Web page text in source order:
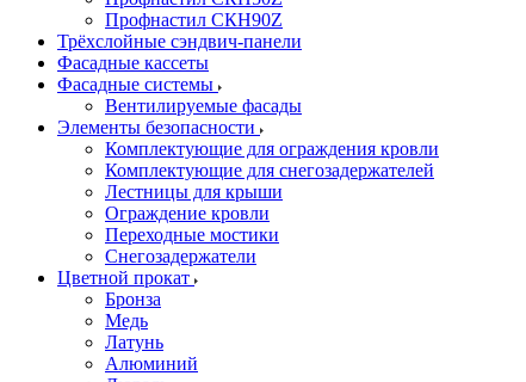
Профнастил СКН90Z
Трёхслойные сэндвич-панели
Фасадные кассеты
Фасадные системы
Вентилируемые фасады
Элементы безопасности
Комплектующие для ограждения кровли
Комплектующие для снегозадержателей
Лестницы для крыши
Ограждение кровли
Переходные мостики
Снегозадержатели
Цветной прокат
Бронза
Медь
Латунь
Алюминий